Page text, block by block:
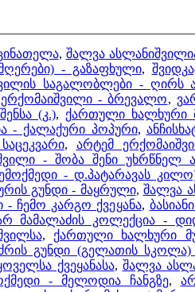
, შალვა
- გაზაფხული,
საგალობლები - ღირს
ერქომაიშვილი - ბრევალო,
(კ.), ქართული ხალხური
- ქალაქური პოპური,
, არტემ
- შობა შენი უხრწნელ
- დ.პატარავას
გუნდი - მაყრული, შალვა
- ჩემო კარგო ქვეყანა,
მამალაძის კოლექცია -
, ქართული ხალხური
გუნდი (გელათის
ქვეყანასა, შალვა
- მელოდია ჩანგზე,